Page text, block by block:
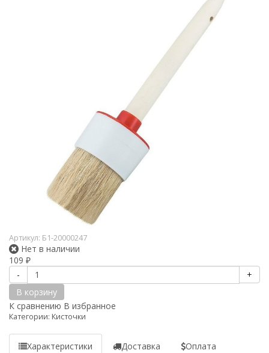
Артикул: Б1-20000247
Нет в наличии
109 ₽
-
+
В корзину
К сравнению В избранное
Категории: Кисточки
Характеристики Доставка Оплата